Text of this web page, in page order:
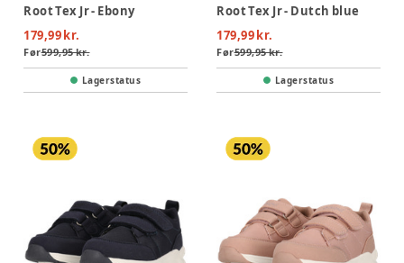
Root Tex Jr - Ebony
179,99 kr.
Før599,95 kr.
Lagerstatus
Root Tex Jr - Dutch blue
179,99 kr.
Før599,95 kr.
Lagerstatus